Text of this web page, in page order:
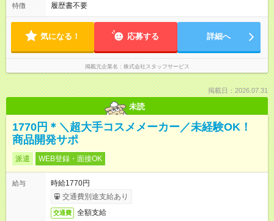
特徴 履歴書不要
気になる！ 応募する 詳細へ
掲載元企業名 株式会社スタッフサービス
掲載日：2026.07.31
未読
1770円＊＼超大手コスメメーカー／未経験OK！
商品開発サポ
派遣 WEB登録・面接OK
給与
時給1770円
交通費別途支給あり
交通費 全額支給